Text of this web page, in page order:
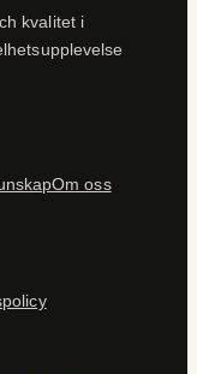
kvalitet i
Om oss